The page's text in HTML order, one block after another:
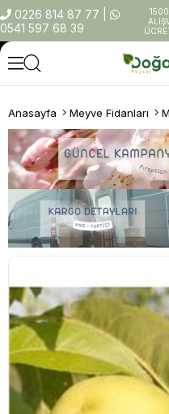
0226 814 87 77
0541 597 68 39
Anasayfa Meyve Fidanları